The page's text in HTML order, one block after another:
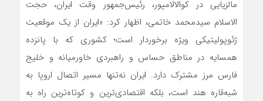
مالزیایی در کوالالامپور، رئیس‌جمهور وقت ایران، حجت
الاسلام سیدمحمد خاتمی، اظهار کرد: «ایران از یک موقعیت
ژئوپولیتیکی ویژه برخوردار است؛ کشوری که با پانزده
همسایه در مناطق حساس و راهبردی خاورمیانه و خلیج
فارس مرز مشترک دارد. ایران نه‌تنها مسیر اتصال اروپا به
شبه‌قاره هند است، بلکه اقتصادی‌ترین و کوتاه‌ترین راه به